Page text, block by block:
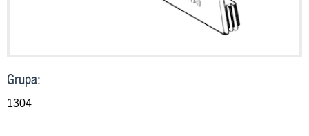
Grupa:
1304